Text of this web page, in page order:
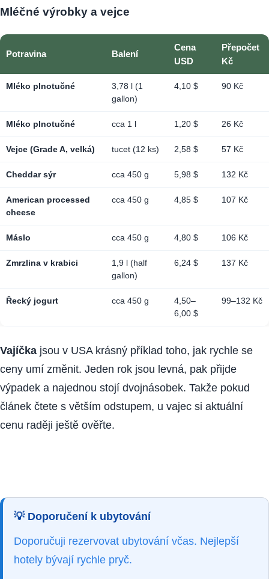
Mléčné výrobky a vejce
Potravina Balení
Cena
USD
Přepočet
Kč
Mléko plnotučné
3,78 l (1
gallon)
4,10 $ 90 Kč
Mléko plnotučné cca 1 l 1,20 $ 26 Kč
Vejce (Grade A, velká) tucet (12 ks) 2,58 $ 57 Kč
Cheddar sýr cca 450 g 5,98 $ 132 Kč
American processed
cheese
cca 450 g 4,85 $ 107 Kč
Máslo cca 450 g 4,80 $ 106 Kč
Zmrzlina v krabici
1,9 l (half
gallon)
6,24 $ 137 Kč
Řecký jogurt cca 450 g
4,50–
6,00 $
99–132 Kč
Vajíčka jsou v USA krásný příklad toho, jak rychle se
ceny umí změnit. Jeden rok jsou levná, pak přijde
výpadek a najednou stojí dvojnásobek. Takže pokud
článek čtete s větším odstupem, u vajec si aktuální
cenu raději ještě ověřte.
💡 Doporučení k ubytování
Doporučuji rezervovat ubytování včas. Nejlepší
hotely bývají rychle pryč.